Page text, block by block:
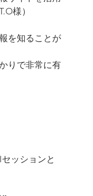
様）
を知ることが
りで非常に有
ッションと